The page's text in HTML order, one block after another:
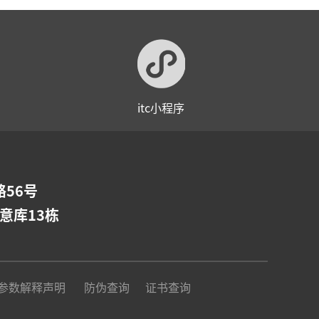
itc小程序
56号
库13栋
数解释声明 防伪查询 证书查询